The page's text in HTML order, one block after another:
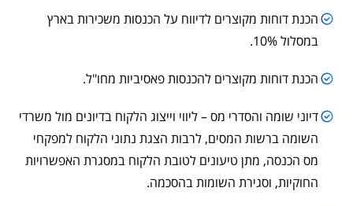
הכנת דוחות מקוצרים לדיווח על הכנסות משכירות בארץ
במסלול 10%.
הכנת דוחות מקוצרים להכנסות פאסיביות מחו"ל.
דיוני שומה והסדרי מס – ליווי וייצוג הלקוח בדיונים מול משרדי
השומה ברשות המסים, לרבות הצגת נתוני הלקוח למפקחי
מס הכנסה, מתן טיעונים לטובת הלקוח במסגרת האפשרויות
החוקיות, וסגירת השומות בהסכמה.